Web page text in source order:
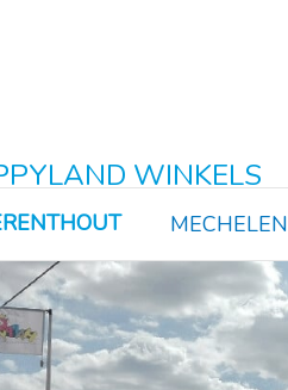
WINKELS
MECHELEN